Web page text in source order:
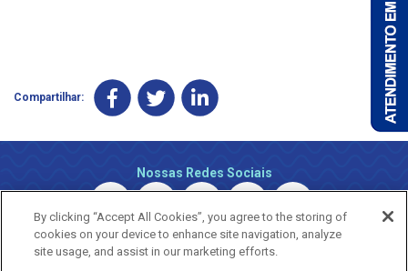
Compartilhar:
Nossas Redes Sociais
By clicking “Accept All Cookies”, you agree to the storing of
cookies on your device to enhance site navigation, analyze
site usage, and assist in our marketing efforts.